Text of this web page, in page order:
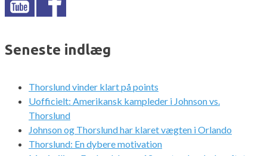
Seneste indlæg
Thorslund vinder klart på points
Uofficielt: Amerikansk kampleder i Johnson vs.
Thorslund
Johnson og Thorslund har klaret vægten i Orlando
Thorslund: En dybere motivation